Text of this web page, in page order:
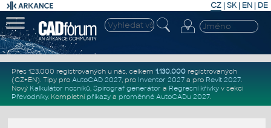
CZ | SK| EN | DE
Přes 123.000 registrovaných u nás, celkem 1.130.000registrovaných
(CZ+EN). Tipy pro AutoCAD 2027, pro Inventor 2027a pro Revit 2027.
Nový Kalkulátor nosníků, Spirograf generátor a Regresní křivkyv sekci
Převodníky. Kompletní příkazya proměnné AutoCADu 2027.